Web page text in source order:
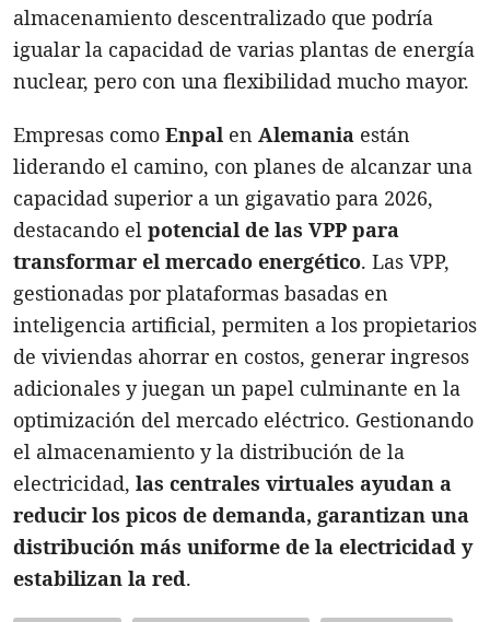
almacenamiento descentralizado que podría
igualar la capacidad de varias plantas de energía
nuclear, pero con una flexibilidad mucho mayor.
Empresas como Enpal en Alemania están
liderando el camino, con planes de alcanzar una
capacidad superior a un gigavatio para 2026,
destacando el potencial de las VPP para
transformar el mercado energético. Las VPP,
gestionadas por plataformas basadas en
inteligencia artificial, permiten a los propietarios
de viviendas ahorrar en costos, generar ingresos
adicionales y juegan un papel culminante en la
optimización del mercado eléctrico. Gestionando
el almacenamiento y la distribución de la
electricidad, las centrales virtuales ayudan a
reducir los picos de demanda, garantizan una
distribución más uniforme de la electricidad y
estabilizan la red.